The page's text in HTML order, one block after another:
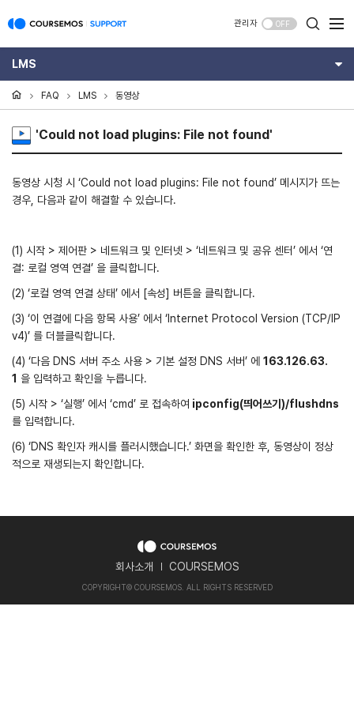
관리자 OFF
LMS
FAQ LMS 동영상
'Could not load plugins: File not found'
동영상 시청 시 ‘Could not load plugins: File not found’ 메시지가 뜨는
경우, 다음과 같이 해결할 수 있습니다.
(1) 시작 > 제어판 > 네트워크 및 인터넷 > ‘네트워크 및 공유 센터’ 에서 ‘연
결: 로컬 영역 연결’ 을 클릭합니다.
(2) ‘로컬 영역 연결 상태’ 에서 [속성] 버튼을 클릭합니다.
(3) ‘이 연결에 다음 항목 사용’ 에서 ‘Internet Protocol Version (TCP/IP
v4)’ 를 더블클릭합니다.
(4) ‘다음 DNS 서버 주소 사용 > 기본 설정 DNS 서버’ 에 163.126.63.
1 을 입력하고 확인을 누릅니다.
(5) 시작 > ‘실행’ 에서 ‘cmd’ 로 접속하여 ipconfig(띄어쓰기)/flushdns
를 입력합니다.
(6) ‘DNS 확인자 캐시를 플러시했습니다.’ 화면을 확인한 후, 동영상이 정상
적으로 재생되는지 확인합니다.
회사소개 COURSEMOS
COPYRIGHT©COURSEMOS. ALL RIGHTS RESERVED